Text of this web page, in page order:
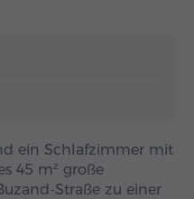
ein Schlafzimmer mit
45 m² große
Straße zu einer